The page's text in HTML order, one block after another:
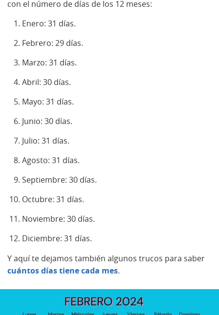
con el número de días de los 12 meses:
Enero: 31 días.
Febrero: 29 días.
Marzo: 31 días.
Abril: 30 días.
Mayo: 31 días.
Junio: 30 días.
Julio: 31 días.
Agosto: 31 días.
Septiembre: 30 días.
Octubre: 31 días.
Noviembre: 30 días.
Diciembre: 31 días.
Y aquí te dejamos también algunos trucos para saber
cuántos días tiene cada mes.